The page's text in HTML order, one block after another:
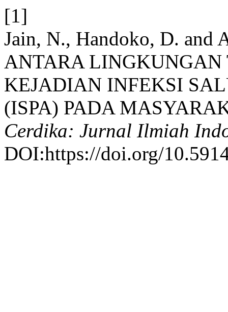
[1]
Jain, N., Handoko, D. and
ANTARA LINGKUNGAN
KEJADIAN INFEKSI
(ISPA) PADA
Cerdika: Jurnal Ilmiah
DOI:https://doi.org/